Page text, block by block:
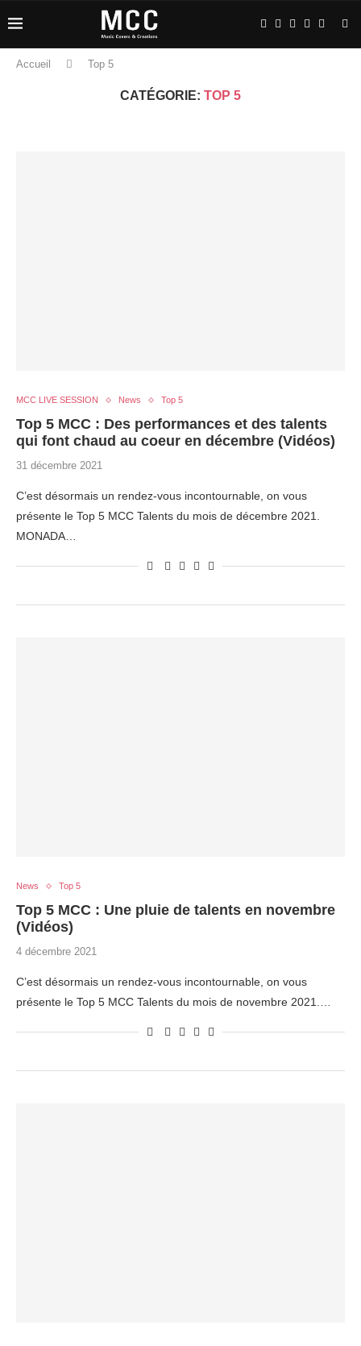
Accueil Top 5
CATÉGORIE: TOP 5
MCC LIVE SESSION News Top 5
Top 5 MCC : Des performances et des talents
qui font chaud au coeur en décembre (Vidéos)
31 décembre 2021
C’est désormais un rendez-vous incontournable, on vous
présente le Top 5 MCC Talents du mois de décembre 2021.
MONADA…
News Top 5
Top 5 MCC : Une pluie de talents en novembre
(Vidéos)
4 décembre 2021
C’est désormais un rendez-vous incontournable, on vous
présente le Top 5 MCC Talents du mois de novembre 2021.…